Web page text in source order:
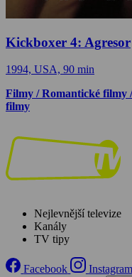
Kickboxer 4: Agresor
1994, USA, 90 min
Filmy / Romantické
filmy
Nejlevnější televize
Kanály
TV tipy
Facebook Instagram